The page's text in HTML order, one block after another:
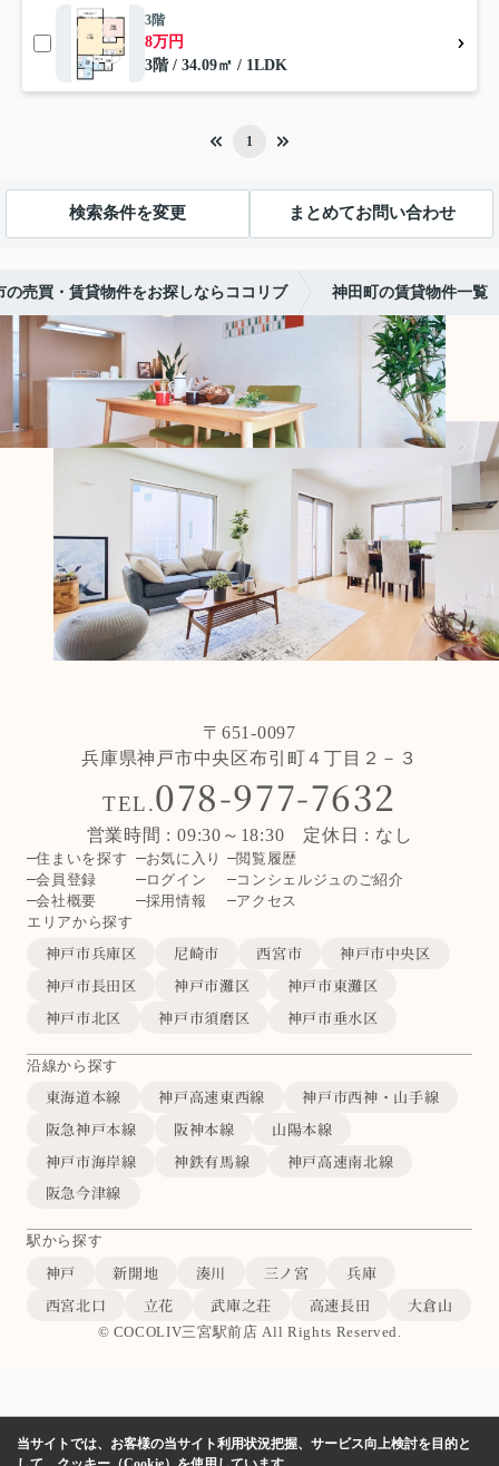
3階
8万円
3階 / 34.09㎡ / 1LDK
1
検索条件を変更 まとめてお問い合わせ
の売買・賃貸物件をお探しならココリブ 神田町の賃貸物件一覧
〒651-0097
兵庫県神戸市中央区布引町４丁目２－３
TEL.078-977-7632
営業時間 : 09:30～18:30 定休日 : なし
住まいを探す お気に入り
閲覧履歴
会員登録
ログイン
コンシェルジュのご紹介
会社概要
採用情報
アクセス
エリアから探す
神戸市兵庫区 尼崎市 西宮市
神戸市中央区
神戸市長田区
神戸市灘区
神戸市東灘区
神戸市北区
神戸市須磨区 神戸市垂水区
沿線から探す
東海道本線 神戸高速東西線
神戸市西神・山手線
阪急神戸本線
阪神本線
山陽本線
神戸市海岸線
神鉄有馬線
神戸高速南北線
阪急今津線
駅から探す
神戸 新開地 湊川 三ノ宮
兵庫
西宮北口
立花 武庫之荘 高速長田 大倉山
© COCOLIV三宮駅前店 All Rights Reserved.
当サイトでは、お客様の当サイト利用状況把握、サービス向上検討を目的と